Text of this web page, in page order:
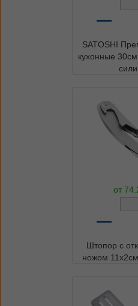
–
SATOSHI
кухонные
от
–
Штопор с
ножом